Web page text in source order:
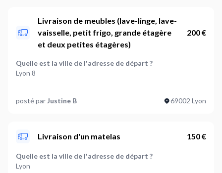
Poids de l'article à livrer (optionnel)
Entre 50 et 100 kg
Faut-il assembler ou installer le produit lors de la
livraison ?
Y-a-t-il des conditions particulières à appliquer à cette
Je suis prêt à démarrer
Livraison de meubles (lave-linge, lave-
vaisselle, petit frigo, grande étagère
et deux petites étagères)
200 €
Quelle est la ville de l'adresse de départ ?
Lyon 8
Lyon 2
Autre
Poids de l'article à livrer (optionnel)
Plus de 100 kg
posté parJustine B 69002 Lyon
Livraison d'un matelas 150 €
Quelle est la ville de l'adresse de départ ?
Lyon